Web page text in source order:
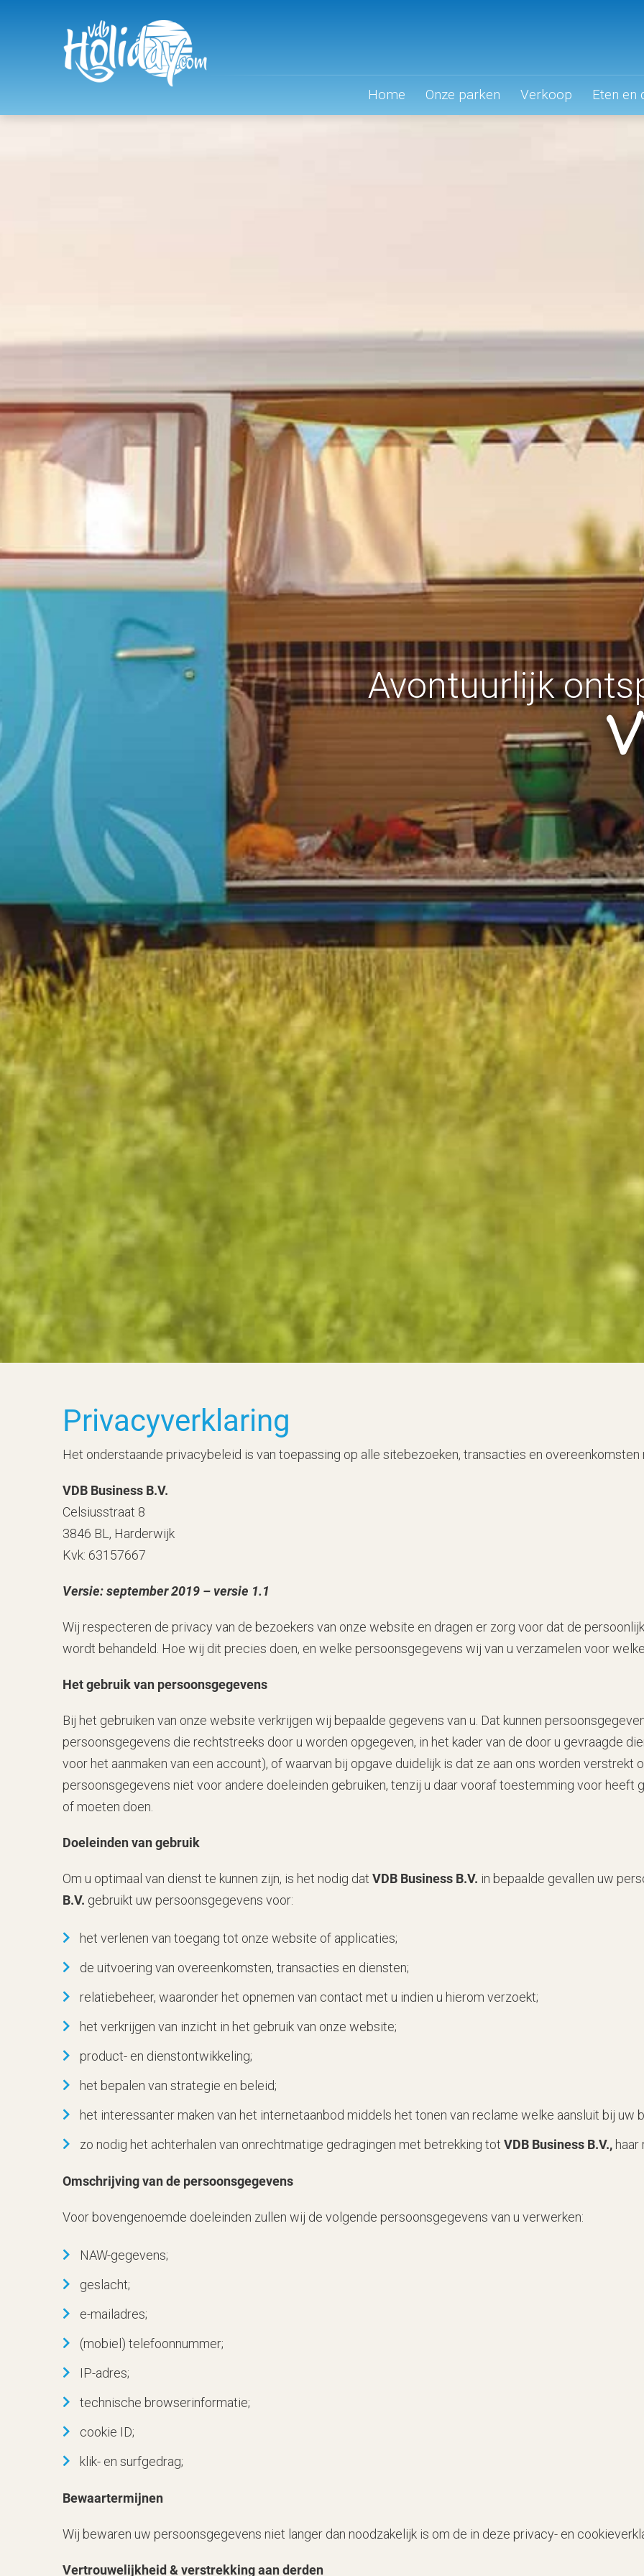
Home Onze parken Verkoop Eten en
Avontuurlijk
Privacyverklaring
Het onderstaande privacybeleid is van toepassing op alle sitebezoeken, transacties en overeenkomsten
VDB Business B.V.
Celsiusstraat 8
3846 BL, Harderwijk
Kvk: 63157667
Versie: september 2019 – versie 1.1
Wij respecteren de privacy van de bezoekers van onze website en dragen er zorg voor dat de
wordt behandeld. Hoe wij dit precies doen, en welke persoonsgegevens wij van u verzamelen voor
Het gebruik van persoonsgegevens
Bij het gebruiken van onze website verkrijgen wij bepaalde gegevens van u. Dat kunnen
persoonsgegevens die rechtstreeks door u worden opgegeven, in het kader van de door u gevraagde
voor het aanmaken van een account), of waarvan bij opgave duidelijk is dat ze aan ons worden verstrekt
persoonsgegevens niet voor andere doeleinden gebruiken, tenzij u daar vooraf toestemming voor
of moeten doen.
Doeleinden van gebruik
Om u optimaal van dienst te kunnen zijn, is het nodig dat VDB Business B.V. in bepaalde gevallen uw
B.V. gebruikt uw persoonsgegevens voor:
het verlenen van toegang tot onze website of applicaties;
de uitvoering van overeenkomsten, transacties en diensten;
relatiebeheer, waaronder het opnemen van contact met u indien u hierom verzoekt;
het verkrijgen van inzicht in het gebruik van onze website;
product- en dienstontwikkeling;
het bepalen van strategie en beleid;
het interessanter maken van het internetaanbod middels het tonen van reclame welke aansluit bij uw
zo nodig het achterhalen van onrechtmatige gedragingen met betrekking tot VDB Business B.V.,
Omschrijving van de persoonsgegevens
Voor bovengenoemde doeleinden zullen wij de volgende persoonsgegevens van u verwerken:
NAW-gegevens;
geslacht;
e-mailadres;
(mobiel) telefoonnummer;
IP-adres;
technische browserinformatie;
cookie ID;
klik- en surfgedrag;
Bewaartermijnen
Wij bewaren uw persoonsgegevens niet langer dan noodzakelijk is om de in deze privacy- en
Vertrouwelijkheid & verstrekking aan derden